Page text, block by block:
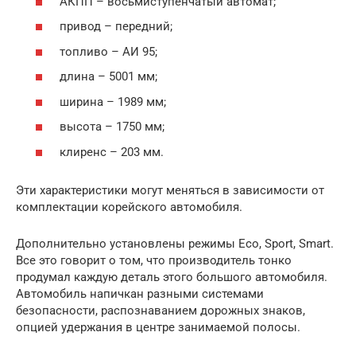
привод – передний;
топливо – АИ 95;
длина – 5001 мм;
ширина – 1989 мм;
высота – 1750 мм;
клиренс – 203 мм.
Эти характеристики могут меняться в зависимости от
комплектации корейского автомобиля.
Дополнительно установлены режимы Eco, Sport, Smart.
Все это говорит о том, что производитель тонко
продумал каждую деталь этого большого автомобиля.
Автомобиль напичкан разными системами
безопасности, распознаванием дорожных знаков,
опцией удержания в центре занимаемой полосы.